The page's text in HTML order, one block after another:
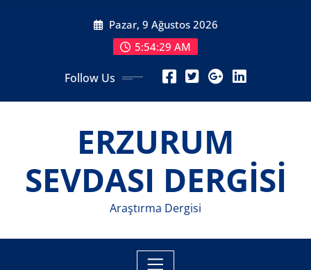
Pazar, 9 Ağustos 2026
5:54:30 AM
Follow Us
ERZURUM
SEVDASI DERGİSİ
Araştırma Dergisi